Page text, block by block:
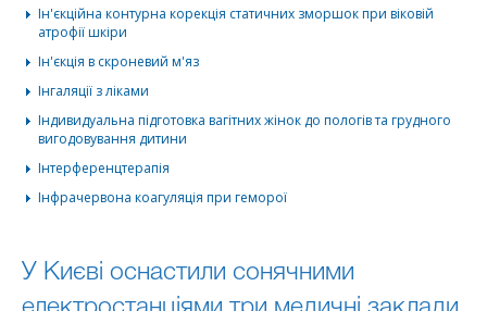
Ін'єкційна контурна корекція статичних зморшок при віковій
атрофії шкіри
Ін'єкція в скроневий м'яз
Інгаляції з ліками
Індивидуальна підготовка вагітних жінок до пологів та грудного
вигодовування дитини
Інтерференцтерапія
Інфрачервона коагуляція при геморої
У Києві оснастили сонячними